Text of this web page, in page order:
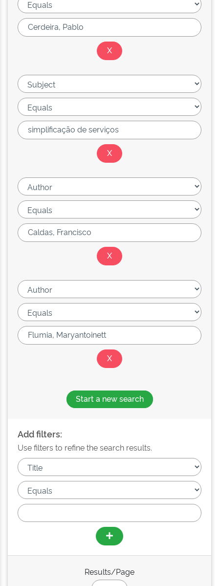
Start a new search
Add filters:
Use filters to refine the search results.
Results/Page